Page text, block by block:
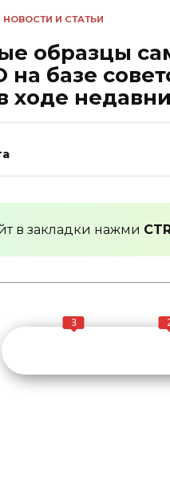
НОВОСТИ И СТАТЬИ
образцы
базе
ходе
в закладки нажми
3